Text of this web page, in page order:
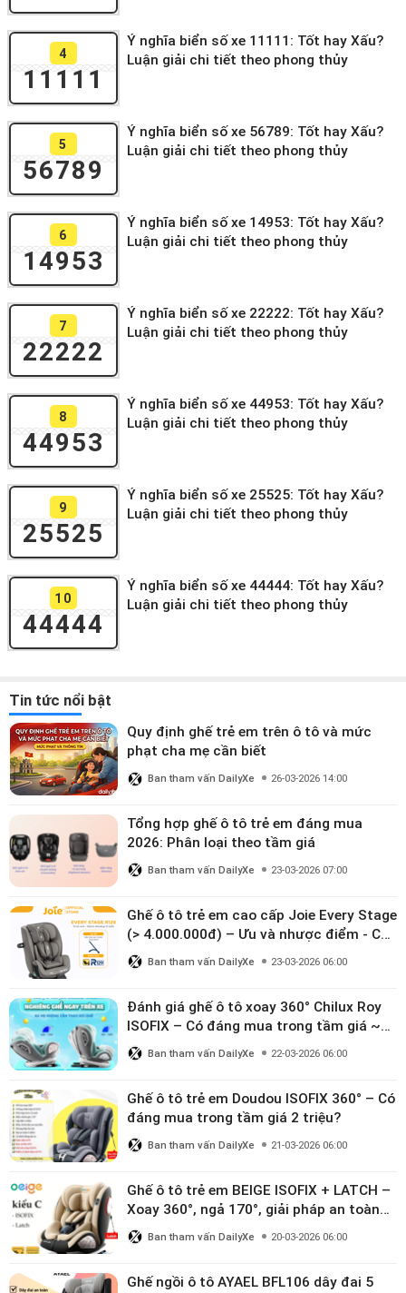
4
11111
Ý nghĩa biển số xe 11111: Tốt hay Xấu?
Luận giải chi tiết theo phong thủy
5
56789
Ý nghĩa biển số xe 56789: Tốt hay Xấu?
Luận giải chi tiết theo phong thủy
6
14953
Ý nghĩa biển số xe 14953: Tốt hay Xấu?
Luận giải chi tiết theo phong thủy
7
22222
Ý nghĩa biển số xe 22222: Tốt hay Xấu?
Luận giải chi tiết theo phong thủy
8
44953
Ý nghĩa biển số xe 44953: Tốt hay Xấu?
Luận giải chi tiết theo phong thủy
9
25525
Ý nghĩa biển số xe 25525: Tốt hay Xấu?
Luận giải chi tiết theo phong thủy
10
44444
Ý nghĩa biển số xe 44444: Tốt hay Xấu?
Luận giải chi tiết theo phong thủy
Tin tức nổi bật
Quy định ghế trẻ em trên ô tô và mức
phạt cha mẹ cần biết
Ban tham vấn DailyXe 26-03-2026 14:00
Tổng hợp ghế ô tô trẻ em đáng mua
2026: Phân loại theo tầm giá
Ban tham vấn DailyXe 23-03-2026 07:00
Ghế ô tô trẻ em cao cấp Joie Every Stage
(> 4.000.000đ) – Ưu và nhược điểm - Có
đáng đầu tư cho bé từ 0–12 tuổi?
Ban tham vấn DailyXe 23-03-2026 06:00
Đánh giá ghế ô tô xoay 360° Chilux Roy
ISOFIX – Có đáng mua trong tầm giá ~3
triệu
Ban tham vấn DailyXe 22-03-2026 06:00
Ghế ô tô trẻ em Doudou ISOFIX 360° – Có
đáng mua trong tầm giá 2 triệu?
Ban tham vấn DailyXe 21-03-2026 06:00
Ghế ô tô trẻ em BEIGE ISOFIX + LATCH –
Xoay 360°, ngả 170°, giải pháp an toàn
linh hoạt cho bé 0–10 tuổi
Ban tham vấn DailyXe 20-03-2026 06:00
Ghế ngồi ô tô AYAEL BFL106 dây đai 5